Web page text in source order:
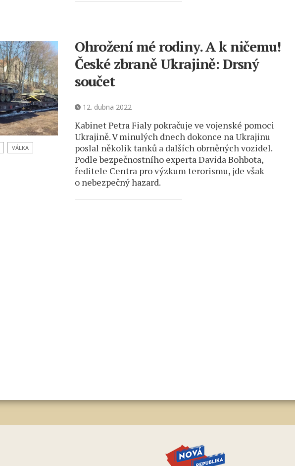
VÁLKA
Ohrožení mé rodiny. A k ničemu!
České zbraně Ukrajině: Drsný
součet
12. dubna 2022
Kabinet Petra Fialy pokračuje ve vojenské pomoci
Ukrajině. V minulých dnech dokonce na Ukrajinu
poslal několik tanků a dalších obrněných vozidel.
Podle bezpečnostního experta Davida Bohbota,
ředitele Centra pro výzkum terorismu, jde však
o nebezpečný hazard.